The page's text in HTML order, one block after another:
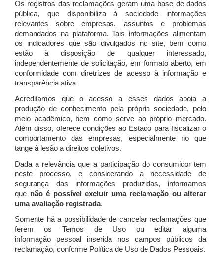
Os registros das reclamações geram uma base de dados
pública, que disponibiliza à sociedade informações
relevantes sobre empresas, assuntos e problemas
demandados na plataforma. Tais informações alimentam
os indicadores que são divulgados no site, bem como
estão à disposição de qualquer interessado,
independentemente de solicitação, em formato aberto, em
conformidade com diretrizes de acesso à informação e
transparência ativa.
Acreditamos que o acesso a esses dados apoia a
produção de conhecimento pela própria sociedade, pelo
meio acadêmico, bem como serve ao próprio mercado.
Além disso, oferece condições ao Estado para fiscalizar o
comportamento das empresas, especialmente no que
tange à lesão a direitos coletivos.
Dada a relevância que a participação do consumidor tem
neste processo, e considerando a necessidade de
segurança das informações produzidas, informamos
que não é possível excluir uma reclamação ou alterar
uma avaliação registrada.
Somente há a possibilidade de cancelar reclamações que
ferem os Temos de Uso ou editar alguma
informação pessoal inserida nos campos públicos da
reclamação, conforme Política de Uso de Dados Pessoais.